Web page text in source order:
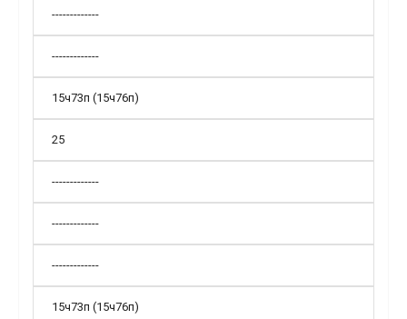
-------------
-------------
15ч73п (15ч76п)
25
-------------
-------------
-------------
15ч73п (15ч76п)